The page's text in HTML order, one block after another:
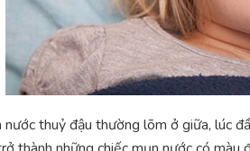
nước thuỷ đậu thường lõm ở giữa, lúc